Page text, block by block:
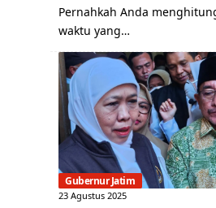
Pernahkah Anda
waktu yang…
Gubernur Jatim
23 Agustus 2025